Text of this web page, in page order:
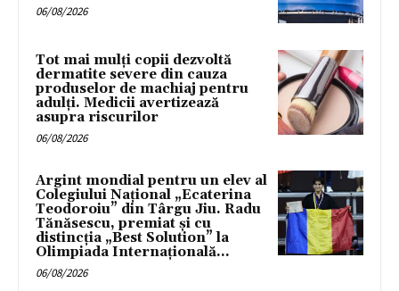
06/08/2026
Tot mai mulți copii dezvoltă
dermatite severe din cauza
produselor de machiaj pentru
adulți. Medicii avertizează
asupra riscurilor
06/08/2026
Argint mondial pentru un elev al
Colegiului Național „Ecaterina
Teodoroiu” din Târgu Jiu. Radu
Tănăsescu, premiat și cu
distincția „Best Solution” la
Olimpiada Internațională...
06/08/2026